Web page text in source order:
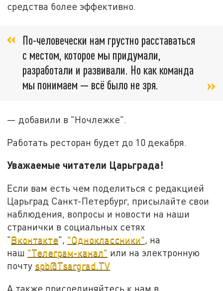
средства более эффективно.
По-человечески нам грустно расставаться
с местом, которое мы придумали,
разработали и развивали. Но как команда
мы понимаем — всё было не зря.
— добавили в "Ночлежке".
Работать ресторан будет до 10 декабря.
Уважаемые читатели Царьграда!
Если вам есть чем поделиться с редакцией
Царьград Санкт-Петербург, присылайте свои
наблюдения, вопросы и новости на наши
странички в социальных сетях
"Вконтакте", "Одноклассники", на
наш "Телеграм-канал" или на электронную
почту spb@Tsargrad.TV
А также присоединяйтесь к нам в